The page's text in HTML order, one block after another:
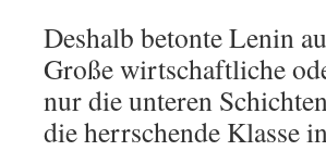
Deshalb betonte Lenin
Große wirtschaftliche
nur die unteren
die herrschende Klasse